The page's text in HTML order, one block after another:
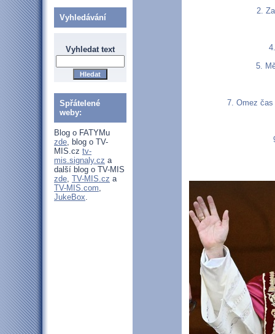
Vyhledávání
Vyhledat text
Spřátelené
weby:
Blog o FATYMu
zde, blog o TV-
MIS.cz tv-
mis.signaly.cz a
další blog o TV-MIS
zde, TV-MIS.cz a
TV-MIS.com,
JukeBox.
2.
5.
7. Omez